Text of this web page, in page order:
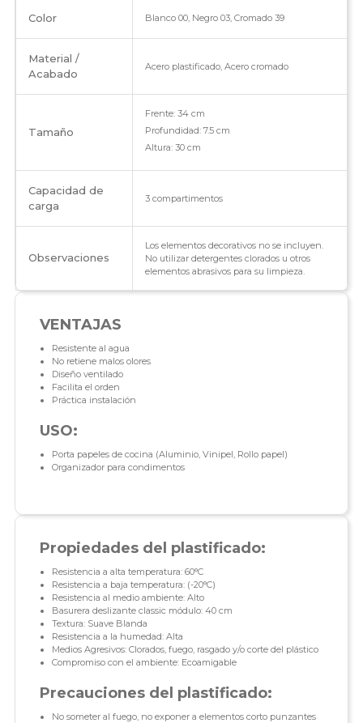
Color Blanco 00, Negro 03, Cromado 39
Material /
Acabado
Acero plastificado, Acero cromado
Tamaño
Frente: 34 cm
Profundidad: 7.5 cm
Altura: 30 cm
Capacidad de
carga
3 compartimentos
Observaciones
Los elementos decorativos no se incluyen.
No utilizar detergentes clorados u otros
elementos abrasivos para su limpieza.
VENTAJAS
Resistente al agua
No retiene malos olores
Diseño ventilado
Facilita el orden
Práctica instalación
USO:
Porta papeles de cocina (Aluminio, Vinipel, Rollo papel)
Organizador para condimentos
Propiedades del plastificado:
Resistencia a alta temperatura: 60°C
Resistencia a baja temperatura: (-20°C)
Resistencia al medio ambiente: Alto
Basurera deslizante classic módulo: 40 cm
Textura: Suave Blanda
Resistencia a la humedad: Alta
Medios Agresivos: Clorados, fuego, rasgado y/o corte del plástico
Compromiso con el ambiente: Ecoamigable
Precauciones del plastificado:
No someter al fuego, no exponer a elementos corto punzantes